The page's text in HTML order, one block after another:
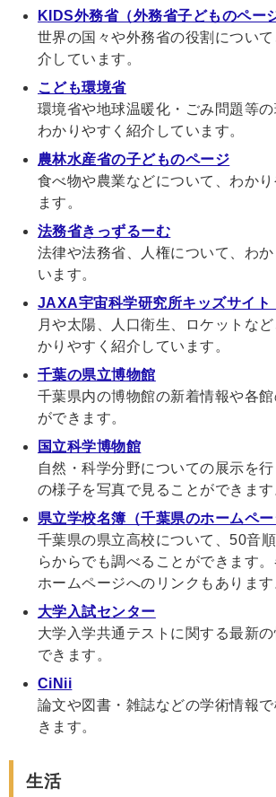
KIDS外務省（外務省子どものペー
世界の国々や外務省の役割につい
介しています。
こども環境省
環境省や地球温暖化・ごみ問題等
わかりやすく紹介しています。
農林水産省の子どものページ
食べ物や農業などについて、わか
ます。
法務省きっずるーむ
法律や法務省、人権について、わ
います。
JAXA宇宙科学研究所キッズサイト
月や太陽、人口衛生、ロケットな
かりやすく紹介しています。
千葉の県立博物館
千葉県内の博物館の新着情報や各
ができます。
国立科学博物館
自然・科学分野についての展示を
の様子を写真で見ることができます
県立学校名簿（千葉県のホームペー
千葉県の県立高校について、50音
らからでも調べることができます
ホームページへのリンクもあります
大学入試センター
大学入学共通テストに関する最新
できます。
CiNii
論文や図書・雑誌などの学術情報
きます。
生活